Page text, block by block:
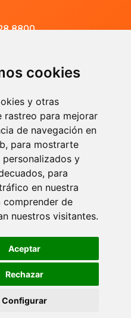
cookies
y otras
rastreo para mejorar
de navegación en
para mostrarte
y
para
en nuestra
comprender de
nuestros visitantes.
Aceptar
Rechazar
Configurar
8800
0210
S.C.